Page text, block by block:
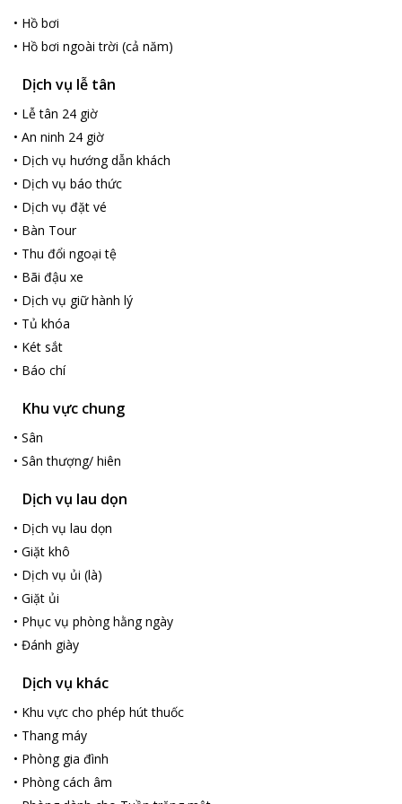
• Hồ bơi
• Hồ bơi ngoài trời (cả năm)
Dịch vụ lễ tân
• Lễ tân 24 giờ
• An ninh 24 giờ
• Dịch vụ hướng dẫn khách
• Dịch vụ báo thức
• Dịch vụ đặt vé
• Bàn Tour
• Thu đổi ngoại tệ
• Bãi đậu xe
• Dịch vụ giữ hành lý
• Tủ khóa
• Két sắt
• Báo chí
Khu vực chung
• Sân
• Sân thượng/ hiên
Dịch vụ lau dọn
• Dịch vụ lau dọn
• Giặt khô
• Dịch vụ ủi (là)
• Giặt ủi
• Phục vụ phòng hằng ngày
• Đánh giày
Dịch vụ khác
• Khu vực cho phép hút thuốc
• Thang máy
• Phòng gia đình
• Phòng cách âm